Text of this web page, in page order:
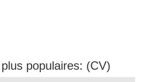
populaires: (CV)